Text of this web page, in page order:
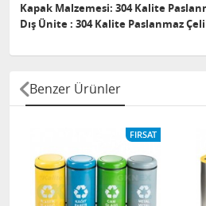
Kapak Malzemesi: 304 Kalite
Dış Ünite : 304 Kalite Paslanmaz
Benzer Ürünler
FIRSAT